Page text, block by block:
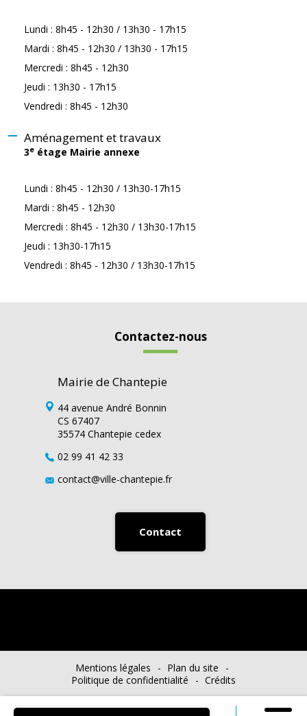
Lundi : 8h45 - 12h30 / 13h30 - 17h15
Mardi : 8h45 - 12h30 / 13h30 - 17h15
Mercredi : 8h45 - 12h30
Jeudi : 13h30 - 17h15
Vendredi : 8h45 - 12h30
Aménagement et travaux
3e étage Mairie annexe
Lundi : 8h45 - 12h30 / 13h30-17h15
Mardi : 8h45 - 12h30
Mercredi : 8h45 - 12h30 / 13h30-17h15
Jeudi : 13h30-17h15
Vendredi : 8h45 - 12h30 / 13h30-17h15
Contactez-nous
Mairie de Chantepie
44 avenue André Bonnin
CS 67407
35574 Chantepie cedex
02 99 41 42 33
contact@ville-chantepie.fr
Contact
Mentions légales
Plan du site
Politique de confidentialité
Crédits